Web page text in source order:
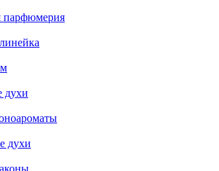
парфюмерия
духи
духи